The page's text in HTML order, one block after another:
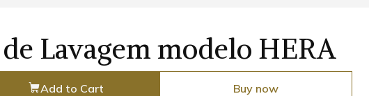
Lavagem modelo HERA
Add to Cart Buy now